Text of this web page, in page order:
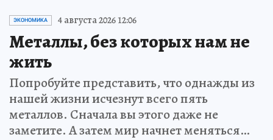
ЭКОНОМИКА 4 августа 2026 12:06
Металлы, без которых нам не
жить
Попробуйте представить, что однажды из
нашей жизни исчезнут всего пять
металлов. Сначала вы этого даже не
заметите. А затем мир начнет меняться…